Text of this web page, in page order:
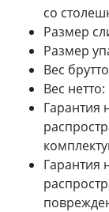
со
Размер
Размер
Вес
Вес нетто:
Гарантия
Гарантия